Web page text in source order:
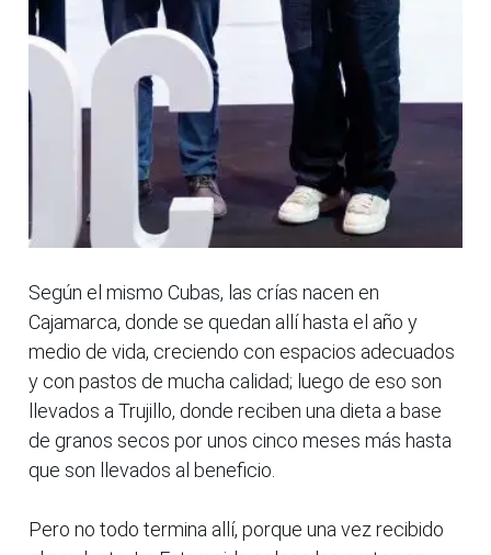
Según el mismo Cubas, las crías nacen en
Cajamarca, donde se quedan allí hasta el año y
medio de vida, creciendo con espacios adecuados
y con pastos de mucha calidad; luego de eso son
llevados a Trujillo, donde reciben una dieta a base
de granos secos por unos cinco meses más hasta
que son llevados al beneficio.
Pero no todo termina allí, porque una vez recibido